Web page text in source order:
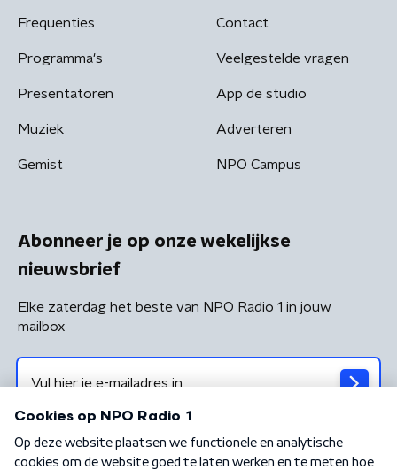
Frequenties
Programma's
Presentatoren
Muziek
Gemist
Contact
Veelgestelde vragen
App de studio
Adverteren
NPO Campus
Abonneer je op onze wekelijkse
nieuwsbrief
Elke zaterdag het beste van NPO Radio 1 in jouw
mailbox